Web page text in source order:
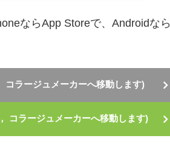
ならApp Storeで、Androidなら
コラージュメーカーへ移動します)
コラージュメーカーへ移動します)